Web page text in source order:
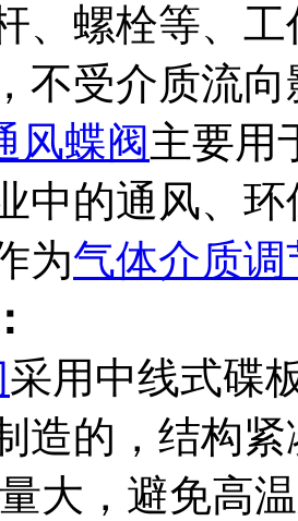
、螺栓等、
不受介质流向
风蝶阀主要用
中的通风、
为气体介质调
采用中线式碟
造的，结构
大，避免高